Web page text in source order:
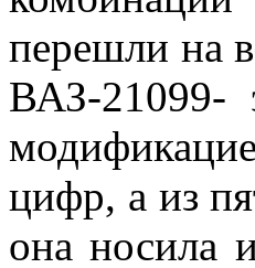
перешли на
ВАЗ-21099-
цифр, а из
она носила